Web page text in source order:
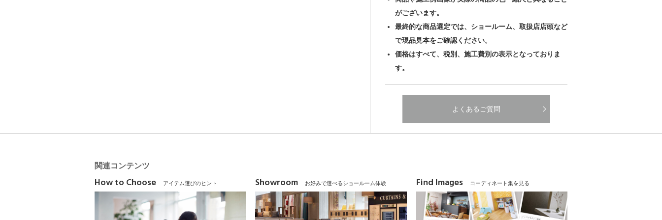
がございます。
最終的な商品選定では、ショールーム、取扱店店頭など
で現品見本をご確認ください。
価格はすべて、税別、施工費別の表示となっておりま
す。
よくあるご質問
関連コンテンツ
How to Choose アイテム選びのヒント Showroom お好みで選べるショールーム体験 Find Images コーディネート集を見る